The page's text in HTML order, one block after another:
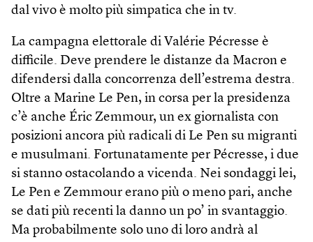
dal vivo è molto più simpatica che in tv.
La campagna elettorale di Valérie Pécresse è
difficile. Deve prendere le distanze da Macron e
difendersi dalla concorrenza dell’estrema destra.
Oltre a Marine Le Pen, in corsa per la presidenza
c’è anche Éric Zemmour, un ex giornalista con
posizioni ancora più radicali di Le Pen su migranti
e musulmani. Fortunatamente per Pécresse, i due
si stanno ostacolando a vicenda. Nei sondaggi lei,
Le Pen e Zemmour erano più o meno pari, anche
se dati più recenti la danno un po’ in svantaggio.
Ma probabilmente solo uno di loro andrà al